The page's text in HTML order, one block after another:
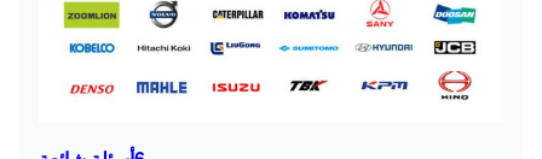
K9000794
الكوكبية